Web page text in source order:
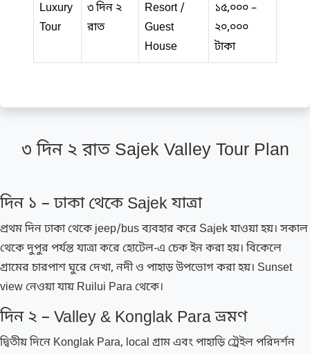
Luxury
Tour
৩ দিন ২
রাত
Resort /
Guest
House
১৫,০০০ –
২০,০০০
টাকা
৩ দিন ২ রাত Sajek Valley Tour Plan
দিন ১ – ঢাকা থেকে Sajek যাত্রা
প্রথম দিন ঢাকা থেকে jeep/bus ব্যবহার করে Sajek যাওয়া হয়। সকাল
থেকে দুপুর পর্যন্ত যাত্রা করে হোটেল-এ চেক ইন করা হয়। বিকেলে
গ্রামের চারপাশ ঘুরে দেখা, নদী ও পাহাড় উপভোগ করা হয়। Sunset
view নেওয়া যায় Ruilui Para থেকে।
দিন ২ – Valley & Konglak Para ভ্রমণ
দ্বিতীয় দিনে Konglak Para, local গ্রাম এবং পাহাড়ি ট্রেইল পরিদর্শন